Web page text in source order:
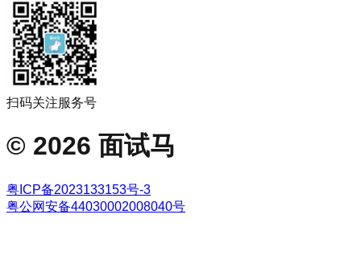
扫码关注服务号
© 2026 面试马
粤ICP备2023133153号-3
粤公网安备44030002008040号